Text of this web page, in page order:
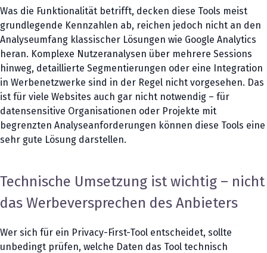
Was die Funktionalität betrifft, decken diese Tools meist
grundlegende Kennzahlen ab, reichen jedoch nicht an den
Analyseumfang klassischer Lösungen wie Google Analytics
heran. Komplexe Nutzeranalysen über mehrere Sessions
hinweg, detaillierte Segmentierungen oder eine Integration
in Werbenetzwerke sind in der Regel nicht vorgesehen. Das
ist für viele Websites auch gar nicht notwendig – für
datensensitive Organisationen oder Projekte mit
begrenzten Analyseanforderungen können diese Tools eine
sehr gute Lösung darstellen.
Technische Umsetzung ist wichtig – nicht
das Werbeversprechen des Anbieters
Wer sich für ein Privacy-First-Tool entscheidet, sollte
unbedingt prüfen, welche Daten das Tool technisch